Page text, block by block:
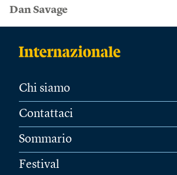
Dan Savage
Chi siamo
Contattaci
Sommario
Festival